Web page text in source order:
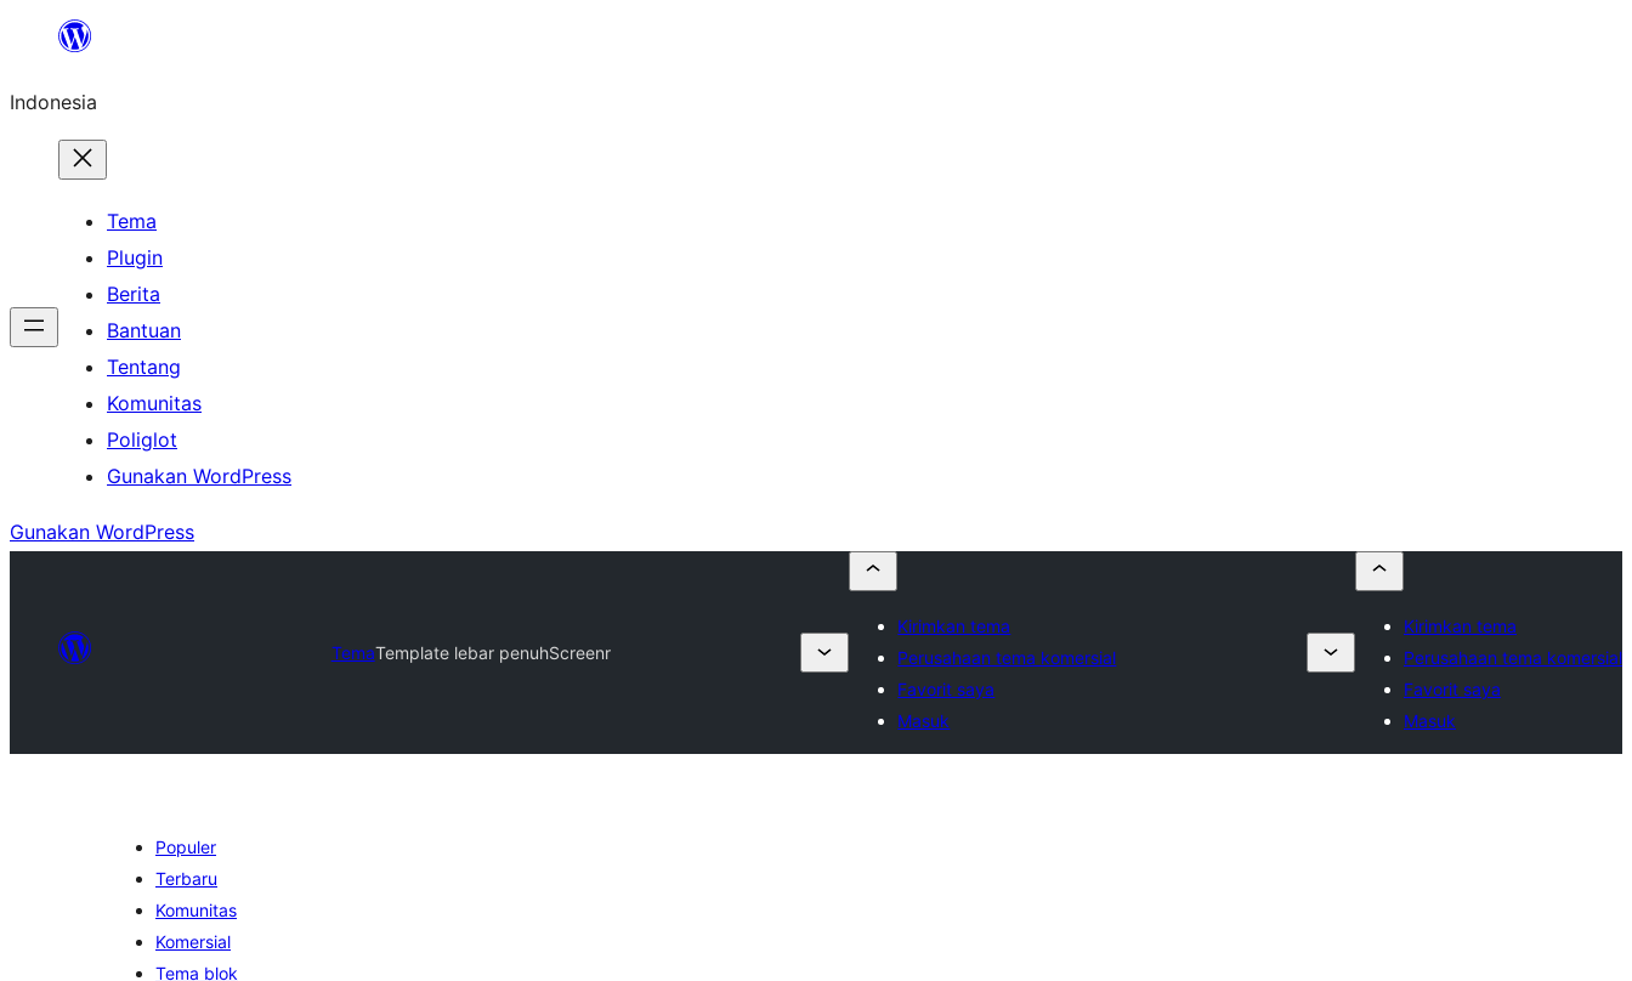
Lewati
konten
Indonesia
Tema
Plugin
Berita
Bantuan
Tentang
Komunitas
Poliglot
Gunakan WordPress
Gunakan WordPress
TemaTemplate lebar penuhScreenr
Kirimkan tema
Perusahaan tema komersial
Favorit saya
Masuk
Kirimkan tema
Perusahaan tema komersial
Favorit saya
Masuk
Populer
Terbaru
Komunitas
Komersial
Tema blok